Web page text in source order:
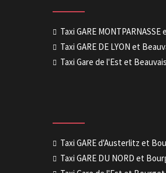
Taxi GARE
Taxi GARE DE LYON et
Taxi Gare de l'Est et Beauvais
Taxi GARE d'Austerlitz et
Taxi GARE DU NORD et